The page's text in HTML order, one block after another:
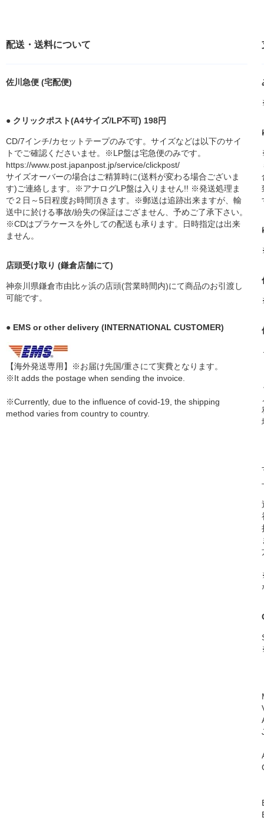
配送・送料について
佐川急便 (宅配便)
● クリックポスト(A4サイズ/LP不可) 198円
CD/7インチ/カセットテープのみです。サイズなどは以下のサイ
トでご確認くださいませ。※LP盤は宅急便のみです。
https://www.post.japanpost.jp/service/clickpost/
サイズオーバーの場合はご精算時に(送料が変わる場合ございま
す)ご連絡します。※アナログLP盤は入りません!! ※発送処理ま
で２日～5日程度お時間頂きます。※郵送は追跡出来ますが、輸
送中に於ける事故/紛失の保証はござません、予めご了承下さい。
※CDはプラケースを外しての配送も承ります。日時指定は出来
ません。
店頭受け取り (鎌倉店舗にて)
神奈川県鎌倉市由比ヶ浜の店頭(営業時間内)にて商品のお引渡し
可能です。
● EMS or other delivery (INTERNATIONAL CUSTOMER)
【海外発送専用】※お届け先国/重さにて実費となります。
※It adds the postage when sending the invoice.
※Currently, due to the influence of covid-19, the shipping
method varies from country to country.